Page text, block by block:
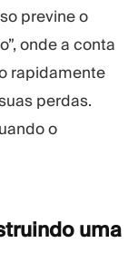
previne o
onde a conta
rapidamente
perdas.
o
uma